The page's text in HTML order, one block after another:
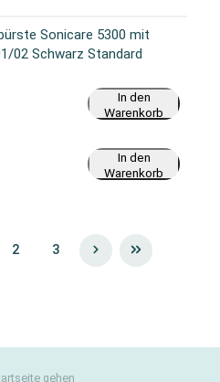
Sonicare 5300 mit
02 Schwarz Standard
In den
Warenkorb
In den
Warenkorb
2 3